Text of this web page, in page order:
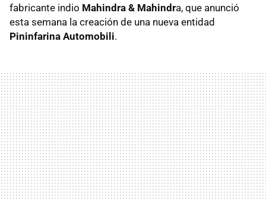
fabricante indio Mahindra & Mahindra, que anunció
esta semana la creación de una nueva entidad
Pininfarina Automobili.